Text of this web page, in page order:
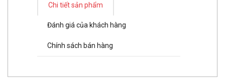
Chi tiết sản phẩm
Đánh giá của khách hàng
Chính sách bán hàng